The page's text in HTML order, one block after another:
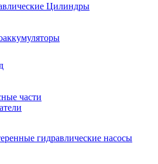
Цилиндры
части
гидравлические насосы